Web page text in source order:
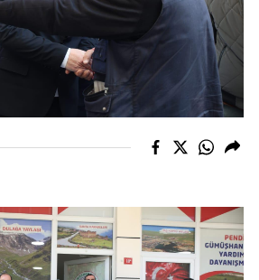
Yozgat
Zonguldak
Karaman
Kırıkkale